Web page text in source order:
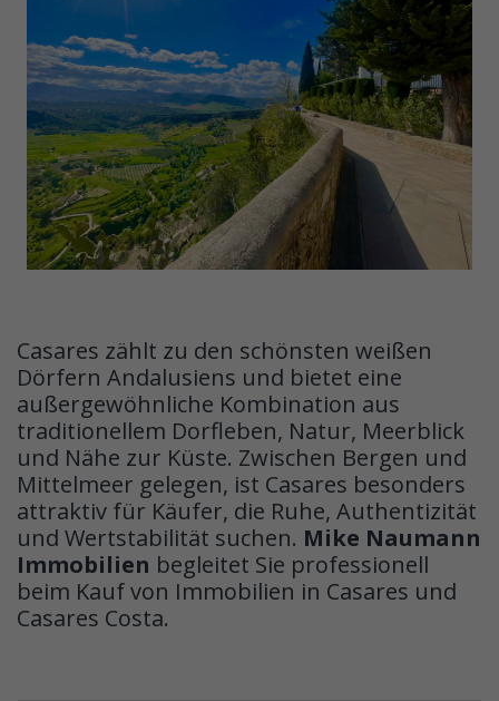
Casares zählt zu den schönsten weißen
Dörfern Andalusiens und bietet eine
außergewöhnliche Kombination aus
traditionellem Dorfleben, Natur, Meerblick
und Nähe zur Küste. Zwischen Bergen und
Mittelmeer gelegen, ist Casares besonders
attraktiv für Käufer, die Ruhe, Authentizität
und Wertstabilität suchen. Mike Naumann
Immobilien begleitet Sie professionell
beim Kauf von Immobilien in Casares und
Casares Costa.